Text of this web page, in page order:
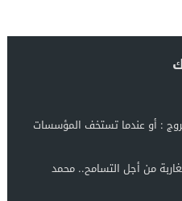
: أو عندما تستخف المؤسسات
من أجل التسامح.. محمد